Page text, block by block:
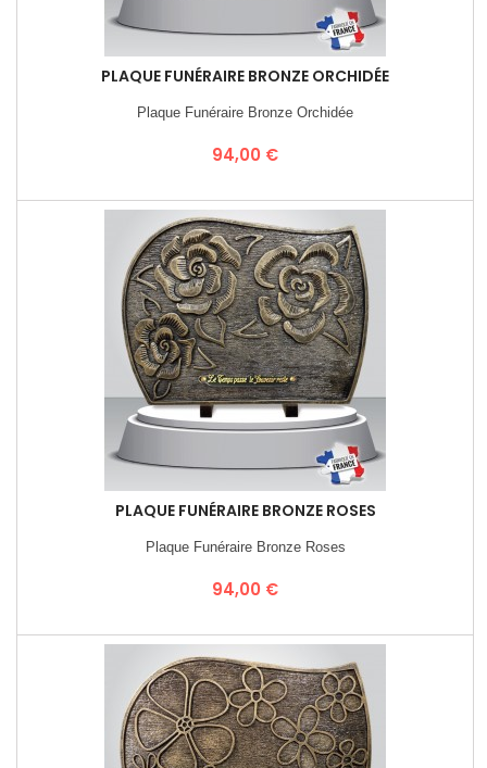
PLAQUE FUNÉRAIRE BRONZE ORCHIDÉE
Plaque Funéraire Bronze Orchidée
Prix
94,00 €
PLAQUE FUNÉRAIRE BRONZE ROSES
Plaque Funéraire Bronze Roses
Prix
94,00 €